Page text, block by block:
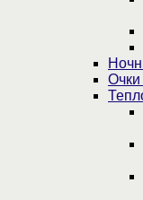
Очки